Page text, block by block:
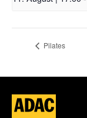
Pilates